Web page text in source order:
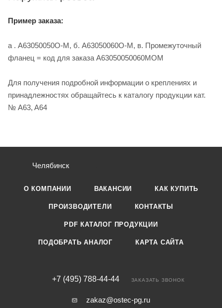
Пример заказа:
а . A63050050O-M, б. A63050060O-M, в. Промежуточный
фланец = код для заказа A63050050060MОM
Для получения подробной информации о креплениях и
принадлежностях обращайтесь к каталогу продукции кат.
№ A63, A64
Челябинск
О КОМПАНИИ ВАКАНСИИ КАК КУПИТЬ
ПРОИЗВОДИТЕЛИ КОНТАКТЫ
PDF КАТАЛОГ ПРОДУКЦИИ
ПОДОБРАТЬ АНАЛОГ КАРТА САЙТА
+7 (495) 788-44-44 ЗАКАЗАТЬ ЗВОНОК
zakaz@ostec-pg.ru